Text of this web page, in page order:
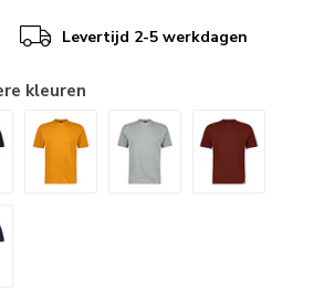
Levertijd 2-5 werkdagen
kleuren